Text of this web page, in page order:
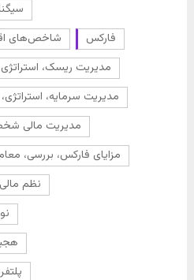
شاخص‌های
فارکس
مدیریت ریسک،
مدیریت سرمایه،
مدیریت مالی
مزایای فارکس، بررسی،
نظم مالی